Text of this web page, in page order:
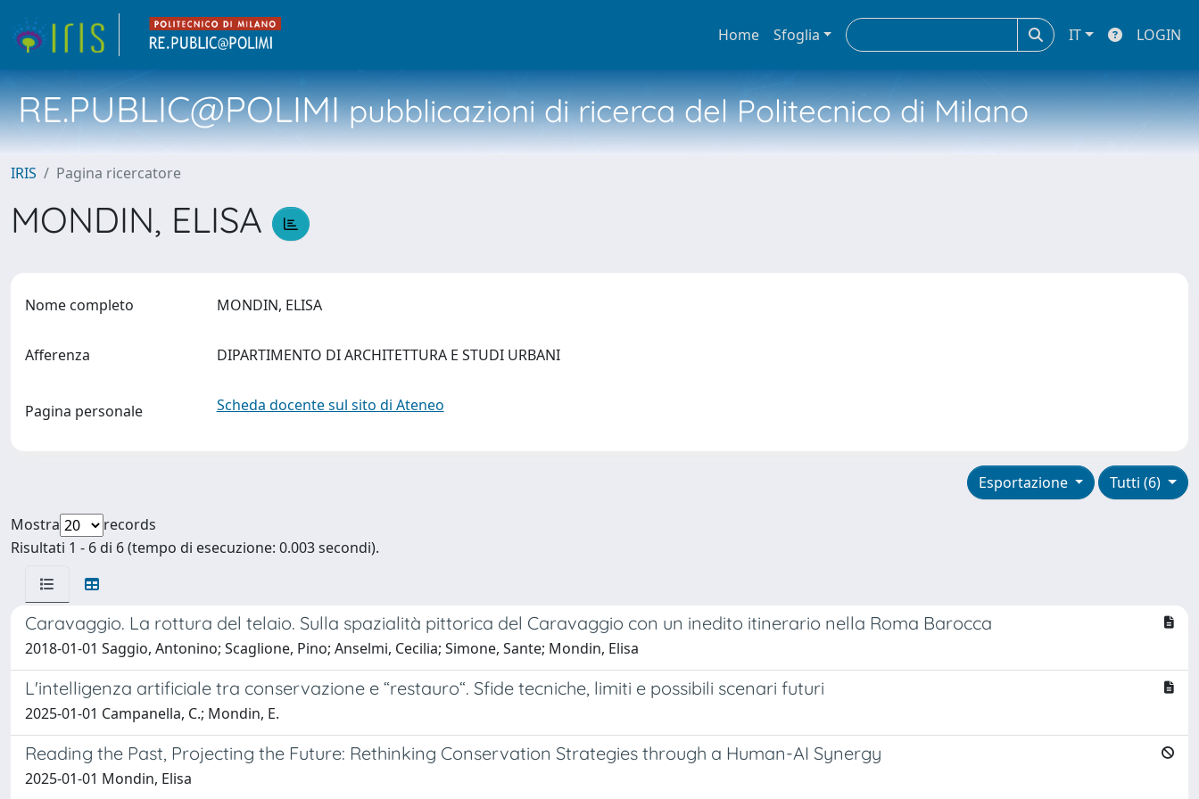
Home Sfoglia IT LOGIN
RE.PUBLIC@POLIMIpubblicazioni di ricerca del Politecnico di Milano
IRIS Pagina ricercatore
MONDIN, ELISA
Nome completo MONDIN, ELISA
Afferenza DIPARTIMENTO DI ARCHITETTURA E STUDI URBANI
Pagina personale Scheda docente sul sito di Ateneo
Tutti (6)
Esportazione
Mostra
records
Risultati 1 - 6 di 6 (tempo di esecuzione: 0.003 secondi).
Caravaggio. La rottura del telaio. Sulla spazialità pittorica del Caravaggio con un inedito itinerario nella Roma Barocca
2018-01-01 Saggio, Antonino; Scaglione, Pino; Anselmi, Cecilia; Simone, Sante; Mondin, Elisa
L'intelligenza artificiale tra conservazione e “restauro“. Sfide tecniche, limiti e possibili scenari futuri
2025-01-01 Campanella, C.; Mondin, E.
Reading the Past, Projecting the Future: Rethinking Conservation Strategies through a Human-AI Synergy
2025-01-01 Mondin, Elisa